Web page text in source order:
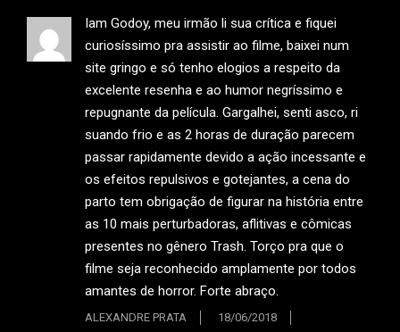
Iam Godoy, meu irmão li sua crítica e fiquei
curiosíssimo pra assistir ao filme, baixei num
site gringo e só tenho elogios a respeito da
excelente resenha e ao humor negríssimo e
repugnante da película. Gargalhei, senti asco, ri
suando frio e as 2 horas de duração parecem
passar rapidamente devido a ação incessante e
os efeitos repulsivos e gotejantes, a cena do
parto tem obrigação de figurar na história entre
as 10 mais perturbadoras, aflitivas e cômicas
presentes no gênero Trash. Torço pra que o
filme seja reconhecido amplamente por todos
amantes de horror. Forte abraço.
ALEXANDRE PRATA
18/06/2018